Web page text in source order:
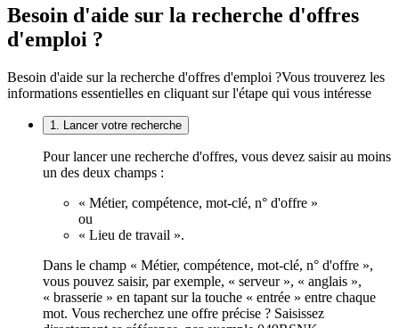
Besoin d'aide sur la recherche d'offres
d'emploi ?
Besoin d'aide sur la recherche d'offres d'emploi ?Vous trouverez les
informations essentielles en cliquant sur l'étape qui vous intéresse
1. Lancer votre recherche
Pour lancer une recherche d'offres, vous devez saisir au moins
un des deux champs :
« Métier, compétence, mot-clé, n° d'offre »
ou
« Lieu de travail ».
Dans le champ « Métier, compétence, mot-clé, n° d'offre »,
vous pouvez saisir, par exemple, « serveur », « anglais »,
« brasserie » en tapant sur la touche « entrée » entre chaque
mot. Vous recherchez une offre précise ? Saisissez